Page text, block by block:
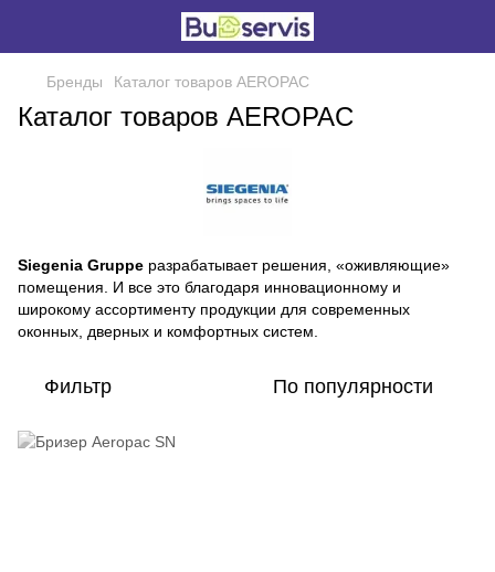
Бренды Каталог товаров AEROPAC
Каталог товаров AEROPAC
Siegenia Gruppe разрабатывает решения, «оживляющие»
помещения. И все это благодаря инновационному и
широкому ассортименту продукции для современных
оконных, дверных и комфортных систем.
Фильтр По популярности